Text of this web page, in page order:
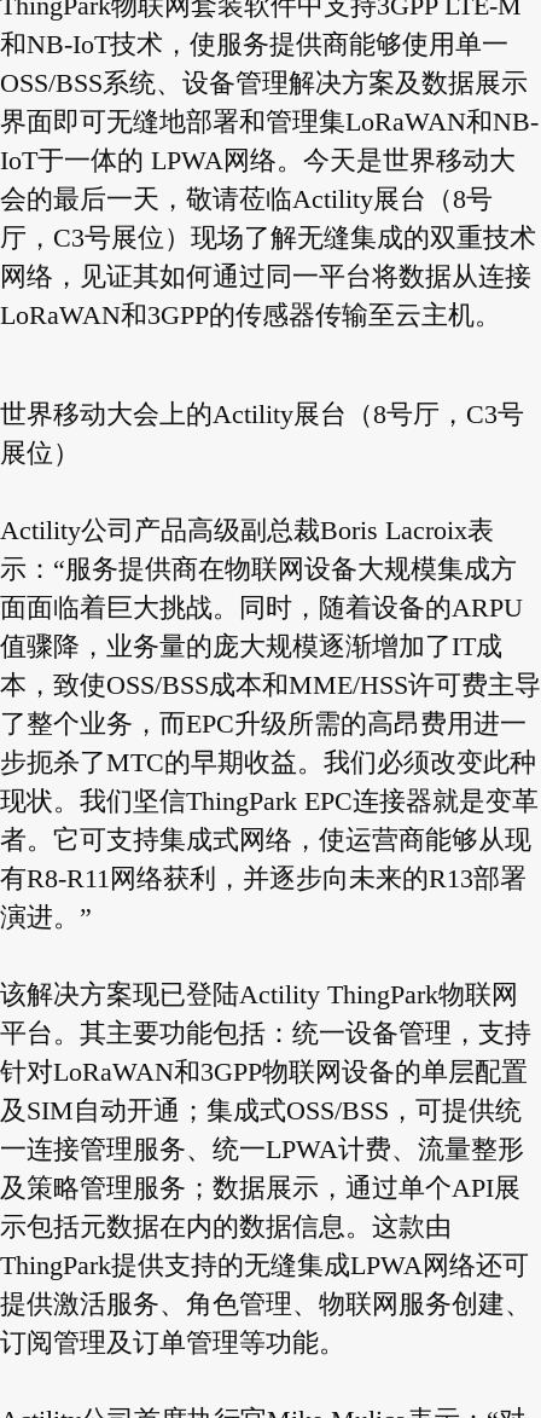
ThingPark物联网套装软件中支持3GPP LTE-M
和NB-IoT技术，使服务提供商能够使用单一
OSS/BSS系统、设备管理解决方案及数据展示
界面即可无缝地部署和管理集LoRaWAN和NB-
IoT于一体的 LPWA网络。今天是世界移动大
会的最后一天，敬请莅临Actility展台（8号
厅，C3号展位）现场了解无缝集成的双重技术
网络，见证其如何通过同一平台将数据从连接
LoRaWAN和3GPP的传感器传输至云主机。
世界移动大会上的Actility展台（8号厅，C3号
展位）
Actility公司产品高级副总裁Boris Lacroix表
示：“服务提供商在物联网设备大规模集成方
面面临着巨大挑战。同时，随着设备的ARPU
值骤降，业务量的庞大规模逐渐增加了IT成
本，致使OSS/BSS成本和MME/HSS许可费主导
了整个业务，而EPC升级所需的高昂费用进一
步扼杀了MTC的早期收益。我们必须改变此种
现状。我们坚信ThingPark EPC连接器就是变革
者。它可支持集成式网络，使运营商能够从现
有R8-R11网络获利，并逐步向未来的R13部署
演进。”
该解决方案现已登陆Actility ThingPark物联网
平台。其主要功能包括：统一设备管理，支持
针对LoRaWAN和3GPP物联网设备的单层配置
及SIM自动开通；集成式OSS/BSS，可提供统
一连接管理服务、统一LPWA计费、流量整形
及策略管理服务；数据展示，通过单个API展
示包括元数据在内的数据信息。这款由
ThingPark提供支持的无缝集成LPWA网络还可
提供激活服务、角色管理、物联网服务创建、
订阅管理及订单管理等功能。